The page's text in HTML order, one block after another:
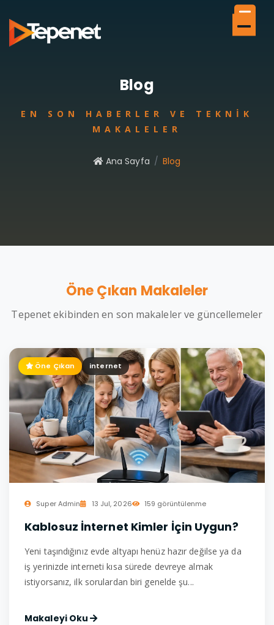
Blog
EN SON HABERLER VE TEKNIK
MAKALELER
Ana Sayfa Blog
Öne Çıkan Makaleler
Tepenet ekibinden en son makaleler ve güncellemeler
Öne Çıkan internet
Super Admin 13 Jul, 2026 159 görüntülenme
Kablosuz İnternet Kimler İçin Uygun?
Yeni taşındığınız evde altyapı henüz hazır değilse ya da
iş yerinizde interneti kısa sürede devreye almak
istiyorsanız, ilk sorulardan biri genelde şu...
Makaleyi Oku